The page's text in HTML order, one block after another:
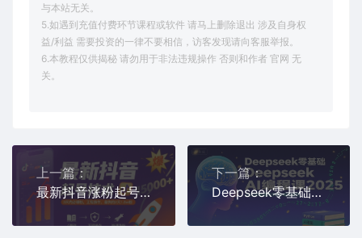
与本站无关。
5.如遇到充值付费环节课程或软件 请马上删除退出 涉及自身权
益/利益 需要投资的一律不要相信，访客发现请向客服举报。
6.本教程仅供揭秘 请勿用于非法违规操作 否则和作者 官网 无
关。
上一篇：
最新抖音涨粉起号技术，3天内必爆粉，正规操作，最快的2天1.5w粉
下一篇：
Deepseek零基础AI编程课2025，2025年最值得学的AI编程课程